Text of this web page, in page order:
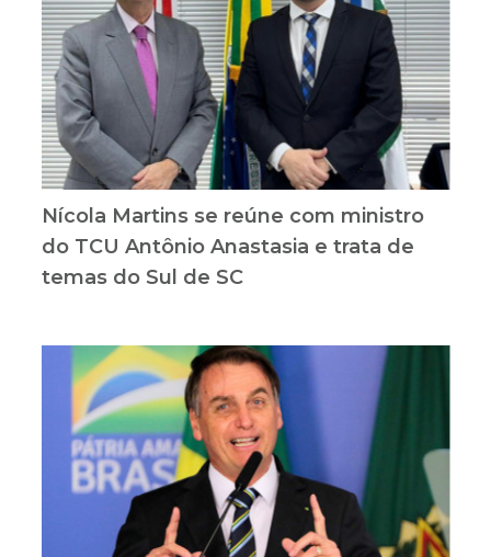
Nícola Martins se reúne com ministro
do TCU Antônio Anastasia e trata de
temas do Sul de SC